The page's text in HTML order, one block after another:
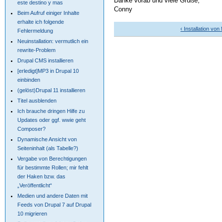
Conny
‹ Installation von
este destino y mas
Beim Aufruf einiger Inhalte
erhalte ich folgende
Fehlermeldung
Neuinstallation: vermutlich ein
rewrite-Problem
Drupal CMS installieren
[erledigt]MP3 in Drupal 10
einbinden
(gelöst)Drupal 11 installieren
Titel ausblenden
Ich brauche dringen Hilfe zu
Updates oder ggf. wwie geht
Composer?
Dynamische Ansicht von
Seiteninhalt (als Tabelle?)
Vergabe von Berechtigungen
für bestimmte Rollen; mir fehlt
der Haken bzw. das
„Veröffentlicht“
Medien und andere Daten mit
Feeds von Drupal 7 auf Drupal
10 migrieren